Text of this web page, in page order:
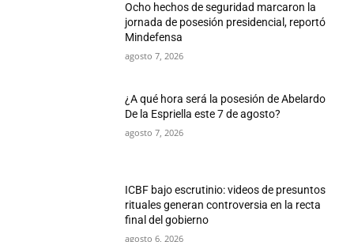
Ocho hechos de seguridad marcaron la
jornada de posesión presidencial, reportó
Mindefensa
agosto 7, 2026
¿A qué hora será la posesión de Abelardo
De la Espriella este 7 de agosto?
agosto 7, 2026
ICBF bajo escrutinio: videos de presuntos
rituales generan controversia en la recta
final del gobierno
agosto 6, 2026